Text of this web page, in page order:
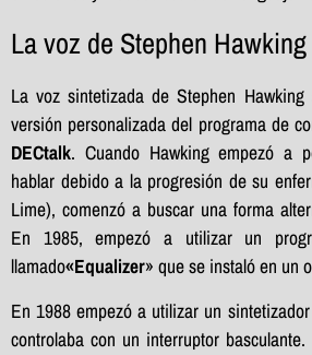
La voz de Stephen Hawking
La voz sintetizada de Stephen
versión personalizada del programa de
DECtalk. Cuando Hawking empezó a
hablar debido a la progresión de su
Lime), comenzó a buscar una forma
En 1985, empezó a utilizar un
llamado«Equalizer» que se instaló en un
En 1988 empezó a utilizar un
controlaba con un interruptor